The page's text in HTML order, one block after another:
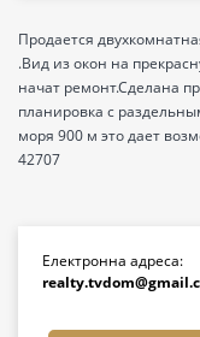
Продается
.Вид из окон на
начат ремонт.Сделана
планировка с
моря 900 м это дает
42707
Електронна адреса: